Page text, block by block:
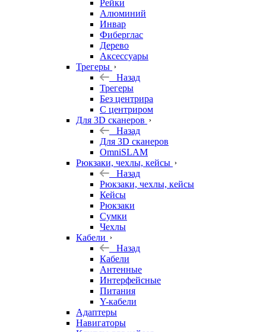
Рейки
Алюминий
Инвар
Фиберглас
Дерево
Аксессуары
Трегеры
Назад
Трегеры
Без центрира
С центриром
Для 3D сканеров
Назад
Для 3D сканеров
OmniSLAM
Рюкзаки, чехлы, кейсы
Назад
Рюкзаки, чехлы, кейсы
Кейсы
Рюкзаки
Сумки
Чехлы
Кабели
Назад
Кабели
Антенные
Интерфейсные
Питания
Y-кабели
Адаптеры
Навигаторы